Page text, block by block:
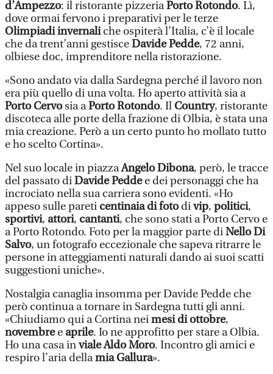
d’Ampezzo: il ristorante pizzeriaPorto Rotondo. Lì,
dove ormai fervono i preparativi per le terze
Olimpiadi invernaliche ospiterà l’Italia, c’è il locale
che da trent’anni gestisceDavide Pedde, 72 anni,
olbiese doc, imprenditore nella ristorazione.
«Sono andato via dalla Sardegna perché il lavoro non
era più quello di una volta. Ho aperto attività sia a
Porto Cervosia aPorto Rotondo. Il Country, ristorante
discoteca alle porte della frazione di Olbia, è stata una
mia creazione. Però a un certo punto ho mollato tutto
e ho scelto Cortina».
Nel suo locale in piazzaAngelo Dibona, però, le tracce
del passato diDavide Peddee dei personaggi che ha
incrociato nella sua carriera sono evidenti. «Ho
appeso sulle pareti centinaia di fotodivip, politici,
sportivi, attori, cantanti, che sono stati a Porto Cervo e
a Porto Rotondo. Foto per la maggior parte diNello Di
Salvo, un fotografo eccezionale che sapeva ritrarre le
persone in atteggiamenti naturali dando ai suoi scatti
suggestioni uniche».
Nostalgia canaglia insomma per Davide Pedde che
però continua a tornare in Sardegna tutti gli anni.
«Chiudiamo qui a Cortina neimesi di ottobre,
novembree aprile. Io ne approfitto per stare a Olbia.
Ho una casa inviale Aldo Moro. Incontro gli amici e
respiro l’aria dellamia Gallura».